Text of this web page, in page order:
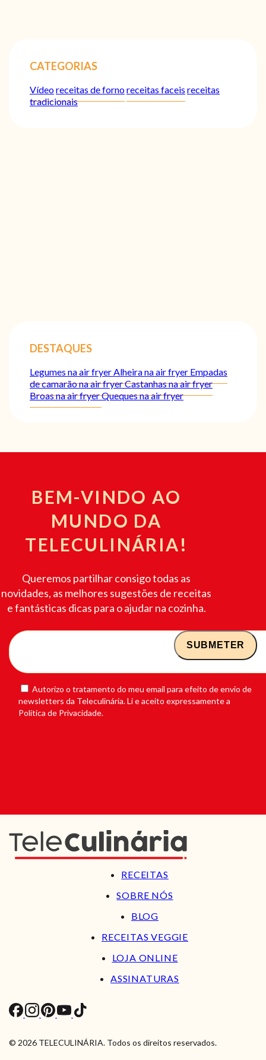
CATEGORIAS
Vídeoreceitas de fornoreceitas faceis receitas
tradicionais
DESTAQUES
Legumes na air fryerAlheira na air fryer Empadas
de camarão na air fryerCastanhas na air fryer
Broas na air fryerQueques na air fryer
BEM-VINDO AO
MUNDO DA
TELECULINÁRIA!
Queremos partilhar consigo todas as
novidades, as melhores sugestões de receitas
e fantásticas dicas para o ajudar na cozinha.
Autorizo o tratamento do meu email para efeito de envio de
newsletters da Teleculinária. Li e aceito expressamente a
Política de Privacidade.
RECEITAS
SOBRE NÓS
BLOG
RECEITAS VEGGIE
LOJA ONLINE
ASSINATURAS
© 2026 TELECULINÁRIA. Todos os direitos reservados.